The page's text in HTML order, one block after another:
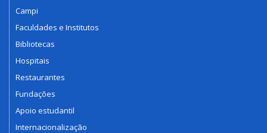
Campi
Faculdades e Institutos
Bibliotecas
Hospitais
Restaurantes
Fundações
Apoio estudantil
Internacionalização